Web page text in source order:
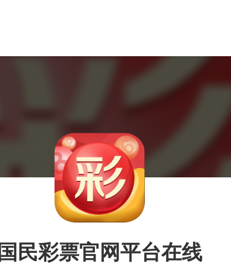
国民彩票官网平台在线